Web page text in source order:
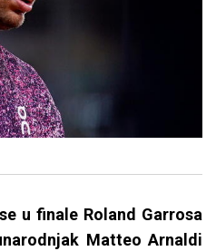
u finale Roland Garrosa
Matteo Arnaldi